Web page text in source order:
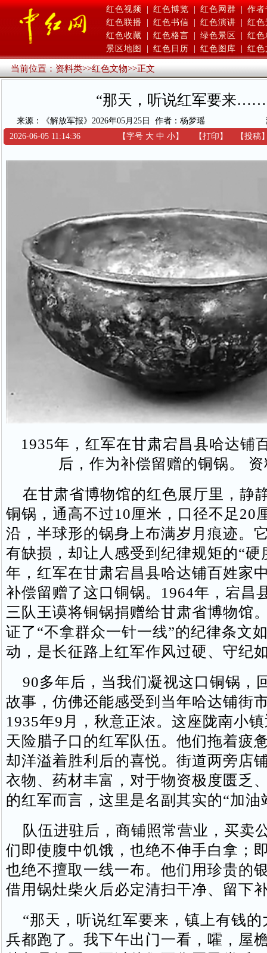
红色视频 | 红色博览 | 红色网群 | 作者
红色联播
红色书信 红色演讲
红色
红色收藏
红色格言 绿色景区
红色
景区地图
红色日历 红色图库 红色
当前位置：资料类>>红色文物>>正文
“那天，听说红军要来
来源：《解放军报》2026年05月25日 作者：杨梦瑶
2026-06-05 11:14:36
【字号 大 中 小】 【打印 】 【投稿
1935年，红军在甘肃宕昌县哈达铺
后，作为补偿留赠的铜锅。
在甘肃省博物馆的红色展厅里，静
铜锅，通高不过10厘米，口径不足20
沿，半球形的锅身上布满岁月痕迹。
有缺损，却让人感受到纪律规矩的“
年，红军在甘肃宕昌县哈达铺百姓家
补偿留赠了这口铜锅。1964年，宕昌
三队王谟将铜锅捐赠给甘肃省博物馆
证了“不拿群众一针一线”的纪律条文
动，是长征路上红军作风过硬、守纪
90多年后，当我们凝视这口铜锅，
故事，仿佛还能感受到当年哈达铺
1935年9月，秋意正浓。这座陇南小
天险腊子口的红军队伍。他们拖着疲
却洋溢着胜利后的喜悦。街道两旁店
衣物、药材丰富，对于物资极度匮乏
的红军而言，这里是名副其实的“加油
队伍进驻后，商铺照常营业，买卖
们即使腹中饥饿，也绝不伸手白拿；
也绝不擅取一线一布。他们用珍贵的
借用锅灶柴火后必定清扫干净、留下
“那天，听说红军要来，镇上有钱的
兵都跑了。我下午出门一看，嚯，屋